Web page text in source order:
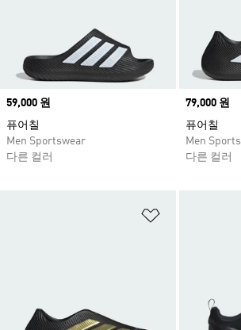
Price
59,000 원
퓨어칠
Men Sportswear
다른 컬러
Price
79,000 원
퓨어칠
Men
다른 컬러